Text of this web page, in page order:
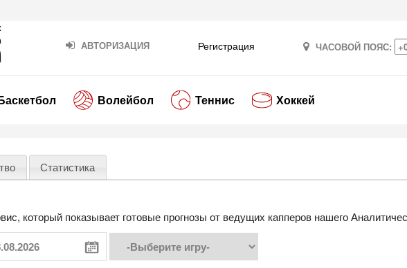
АВТОРИЗАЦИЯ Регистрация ЧАСОВОЙ ПОЯС:
Волейбол Теннис Хоккей
Статистика
который показывает готовые прогнозы от ведущих капперов нашего